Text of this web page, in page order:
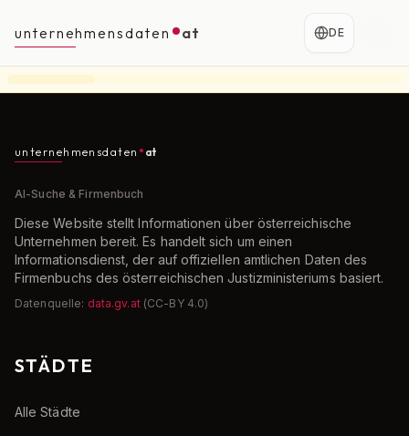
unternehmensdaten at DE
unternehmensdaten at
AI-Suche & Firmenbuch
Diese Website stellt Informationen über österreichische
Unternehmen bereit. Es handelt sich um einen
Informationsdienst, der auf offiziellen amtlichen Daten des
Firmenbuchs des österreichischen Justizministeriums basiert.
Datenquelle: data.gv.at (CC-BY 4.0)
STÄDTE
Alle Städte